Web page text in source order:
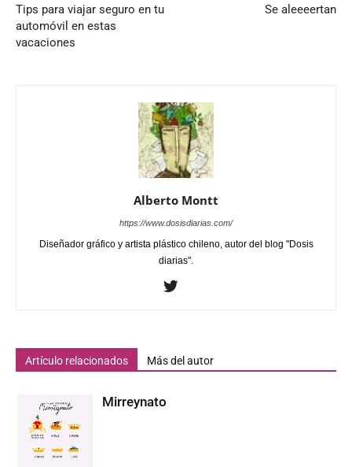
Tips para viajar seguro en tu
automóvil en estas
vacaciones
Se aleeeertan
Alberto Montt
https://www.dosisdiarias.com/
Diseñador gráfico y artista plástico chileno, autor del blog "Dosis
diarias".
Artículo relacionados Más del autor
Mirreynato